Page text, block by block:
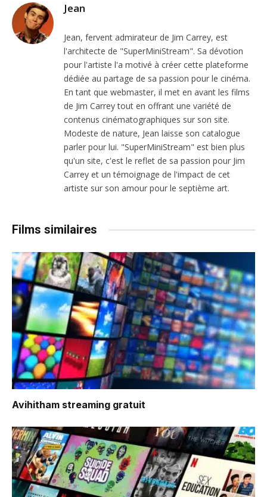
Jean
Jean, fervent admirateur de Jim Carrey, est
l'architecte de "SuperMiniStream". Sa dévotion
pour l'artiste l'a motivé à créer cette plateforme
dédiée au partage de sa passion pour le cinéma.
En tant que webmaster, il met en avant les films
de Jim Carrey tout en offrant une variété de
contenus cinématographiques sur son site.
Modeste de nature, Jean laisse son catalogue
parler pour lui. "SuperMiniStream" est bien plus
qu'un site, c'est le reflet de sa passion pour Jim
Carrey et un témoignage de l'impact de cet
artiste sur son amour pour le septième art.
Films similaires
Avihitham streaming gratuit